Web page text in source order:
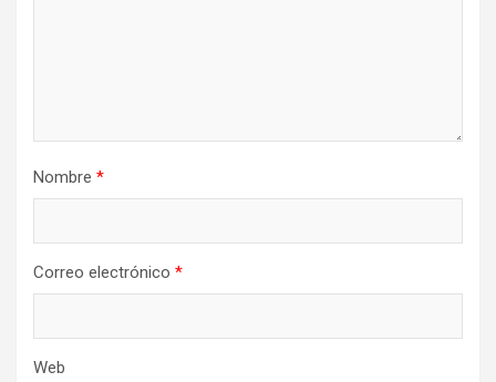
Nombre *
Correo electrónico *
Web